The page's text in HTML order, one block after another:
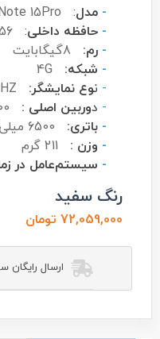
- مدل:
15Pro
- حافظه داخلی:
256
- رم: 8گیگابایت
- شبکه:
4G
- نوع نمایشگر:
- دوربین اصلی :
- باتری:
6500 میلی‌آمپر
- وزن :
211 گرم
- سیستم‌عامل در
رنگ سفید
72,059,000 تومان
ارسال رایگان سفارشات